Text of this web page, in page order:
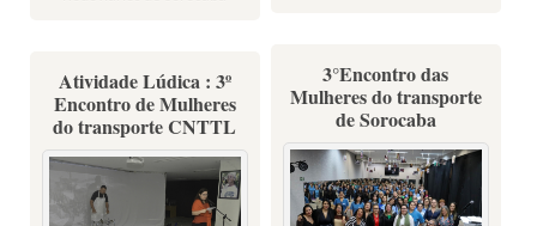
3°Encontro das
Mulheres do transporte
de Sorocaba
Atividade Lúdica : 3º
Encontro de Mulheres
do transporte CNTTL